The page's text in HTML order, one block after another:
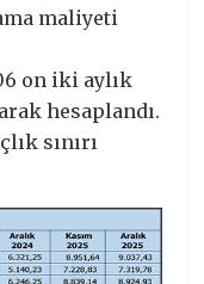
maliyeti
on iki aylık
hesaplandı.
sınırı